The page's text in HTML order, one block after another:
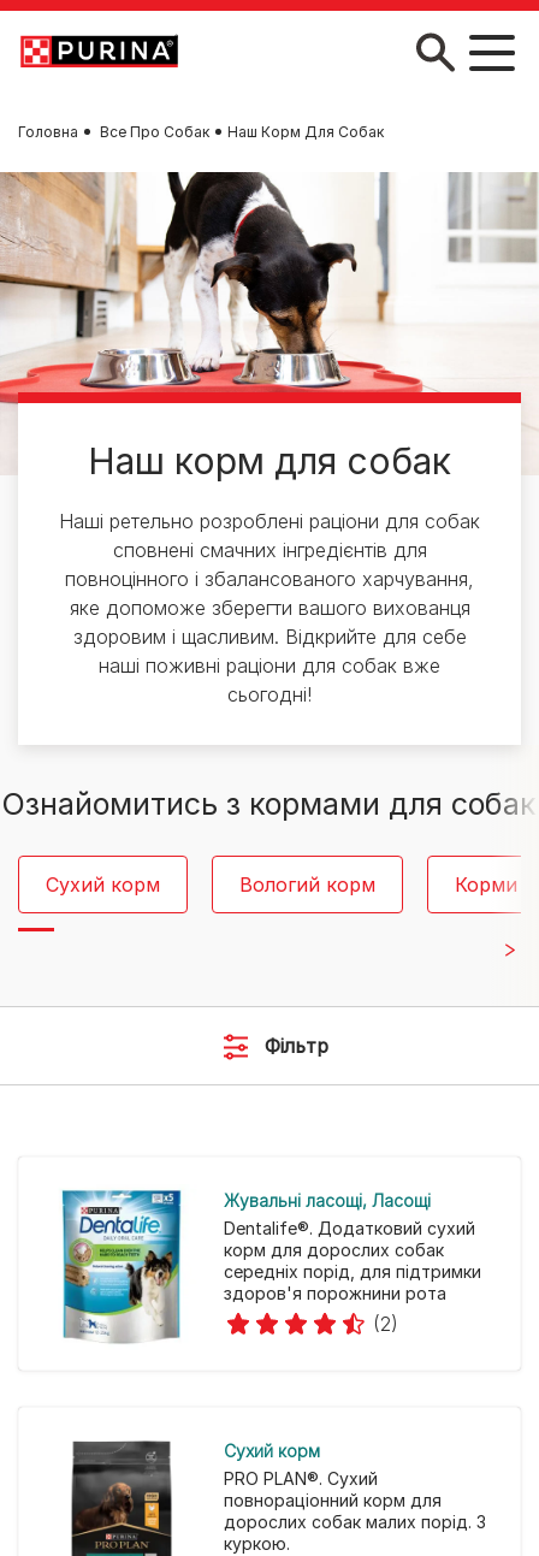
Skip to main content
Головна Все Про Собак Наш Корм Для Собак
Наш корм для собак
Наші ретельно розроблені раціони для собак
сповнені смачних інгредієнтів для
повноцінного і збалансованого харчування,
яке допоможе зберегти вашого вихованця
здоровим і щасливим. Відкрийте для себе
наші поживні раціони для собак вже
сьогодні!
Ознайомитись з кормами для собак
Сухий корм Вологий корм Корми
Фільтр
Жувальні ласощі Ласощі
Dentalife®. Додатковий сухий
корм для дорослих собак
середніх порід, для підтримки
здоров'я порожнини рота
(2)
Cухий корм
PRO PLAN®. Сухий
повнораціонний корм для
дорослих собак малих порід. З
куркою.